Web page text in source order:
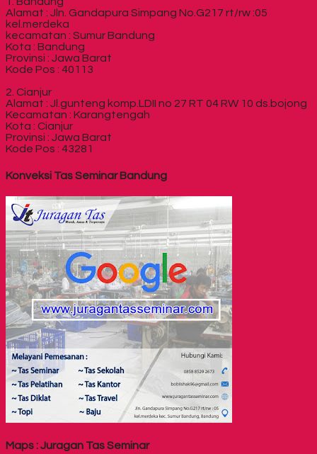
Alamat : Jln. Gandapura Simpang No.G217 rt/rw :05
kel.merdeka
kecamatan : Sumur Bandung
Kota : Bandung
Provinsi : Jawa Barat
Kode Pos : 40113
2. Cianjur
Alamat : Jl.gunteng komp.LDII no 27 RT 04 RW 10 ds.bojong
Kecamatan : Karangtengah
Kota : Cianjur
Provinsi : Jawa Barat
Kode Pos : 43281
Konveksi Tas Seminar Bandung
Maps : Juragan Tas Seminar